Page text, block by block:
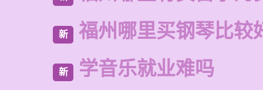
新 福州哪里买钢琴比较
新 学音乐就业难吗